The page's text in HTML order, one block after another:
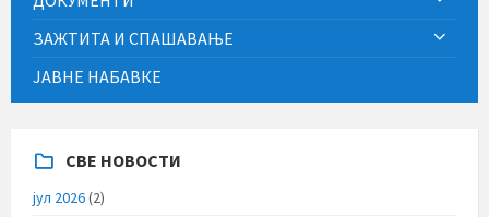
ЗАЖТИТА И СПАШАВАЊЕ
ЈАВНЕ НАБАВКЕ
СВЕ НОВОСТИ
јул 2026(2)